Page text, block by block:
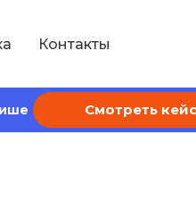
Контакты
Смотреть